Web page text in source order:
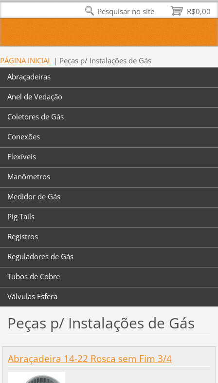
PÁGINA INICIAL | Peças p/ Instalações de Gás
Abraçadeiras
Anel de Vedação
Coletores de Gás
Conexões
Flexíveis
Manômetros
Medidor de Gás
Pig Tails
Registros
Reguladores de Gás
Tubos de Cobre
Válvulas Esfera
Peças p/ Instalações de Gás
Abraçadeira 14-22 Rosca sem Fim 3/4
R$0,00
Pesquisar no site